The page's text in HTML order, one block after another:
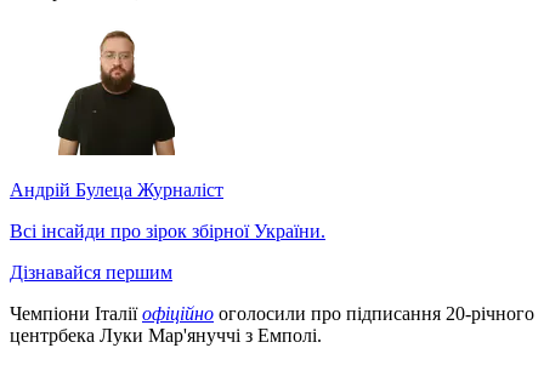
Андрій Булеца Журналіст
Всі інсайди про зірок збірної України.
Дізнавайся першим
Чемпіони Італіїофіційно оголосили про підписання 20-річного
центрбека Луки Мар'януччі з Емполі.